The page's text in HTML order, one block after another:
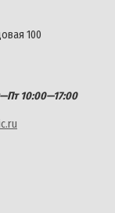
100
10:00—17:00